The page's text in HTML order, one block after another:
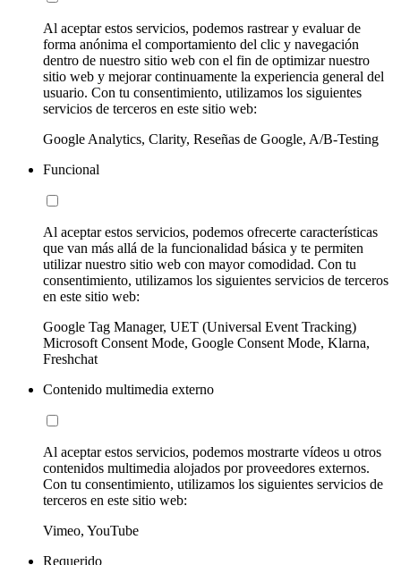
Al aceptar estos servicios, podemos rastrear y evaluar de
forma anónima el comportamiento del clic y navegación
dentro de nuestro sitio web con el fin de optimizar nuestro
sitio web y mejorar continuamente la experiencia general del
usuario. Con tu consentimiento, utilizamos los siguientes
servicios de terceros en este sitio web:
Google Analytics, Clarity, Reseñas de Google, A/B-Testing
Funcional
Al aceptar estos servicios, podemos ofrecerte características
que van más allá de la funcionalidad básica y te permiten
utilizar nuestro sitio web con mayor comodidad. Con tu
consentimiento, utilizamos los siguientes servicios de terceros
en este sitio web:
Google Tag Manager, UET (Universal Event Tracking)
Microsoft Consent Mode, Google Consent Mode, Klarna,
Freshchat
Contenido multimedia externo
Al aceptar estos servicios, podemos mostrarte vídeos u otros
contenidos multimedia alojados por proveedores externos.
Con tu consentimiento, utilizamos los siguientes servicios de
terceros en este sitio web:
Vimeo, YouTube
Requerido